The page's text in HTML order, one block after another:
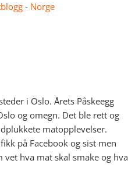
- Norge
i Oslo. Årets Påskeegg
og omegn. Det ble rett og
matopplevelser.
på Facebook og sist men
hva mat skal smake og hva